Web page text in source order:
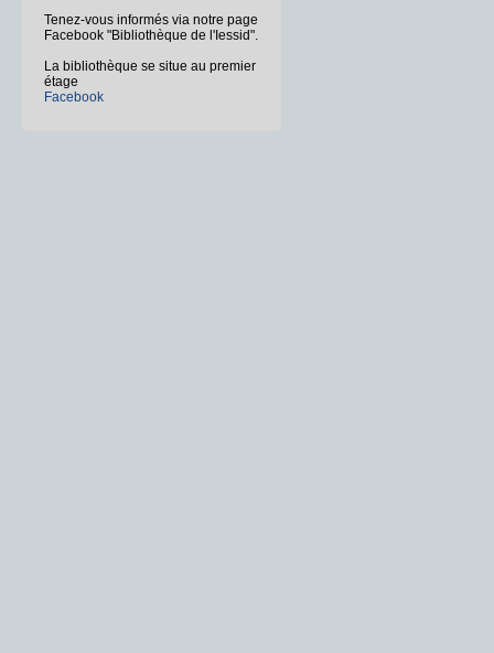
Tenez-vous informés via notre page
Facebook "Bibliothèque de l'Iessid".
La bibliothèque se situe au premier
étage
Facebook